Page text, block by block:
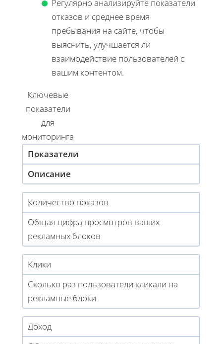
Регулярно анализируйте показатели
отказов и среднее время
пребывания на сайте, чтобы
выяснить, улучшается ли
взаимодействие пользователей с
вашим контентом.
Ключевые
показатели
для
мониторинга
Показатели
Описание
Количество показов
Общая цифра просмотров ваших
рекламных блоков
Клики
Сколько раз пользователи кликали на
рекламные блоки
Доход